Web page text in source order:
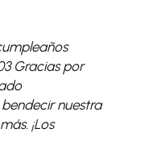
Gracias por
nuestra
¡Los